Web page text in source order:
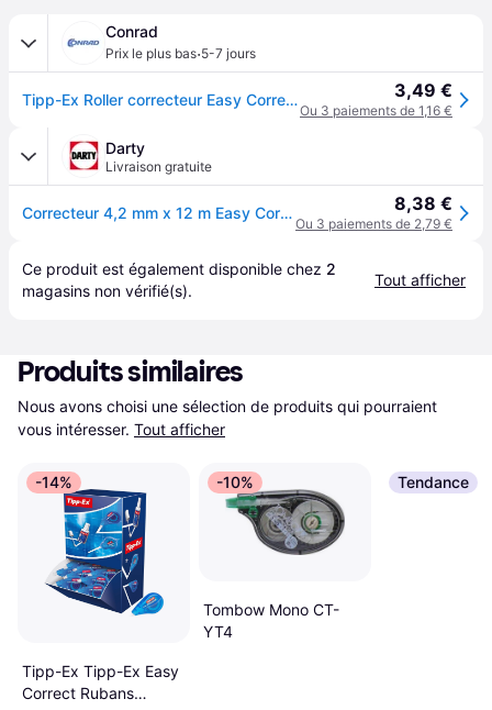
Conrad
Prix le plus bas·5-7 jours
Tipp-Ex Roller correcteur Easy Correct 4.2 mm blanc 12 m 1 pc(s) 3,49 €
Ou 3 paiements de 1,16 €
Darty
Livraison gratuite
Correcteur 4,2 mm x 12 m Easy Correct TIPP-EX 8,38 €
Ou 3 paiements de 2,79 €
Ce produit est également disponible chez 2
magasins non vérifié(s).
Tout afficher
Produits similaires
Nous avons choisi une sélection de produits qui pourraient
vous intéresser. Tout afficher
-14%
Tipp-Ex Tipp-Ex Easy
Correct Rubans
-10%
Tombow Mono CT-
YT4
Tendance